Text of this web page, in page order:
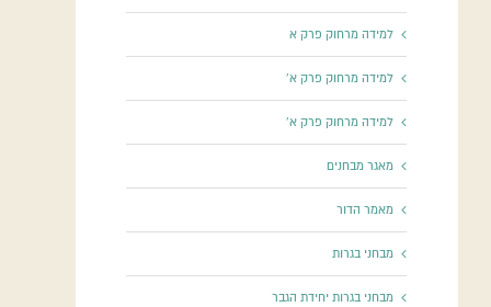
למידה מרחוק פרק א
למידה מרחוק פרק א'
למידה מרחוק פרק א'
מאגר מבחנים
מאמר הדור
מבחני בגרות
מבחני בגרות יחידת הגבר